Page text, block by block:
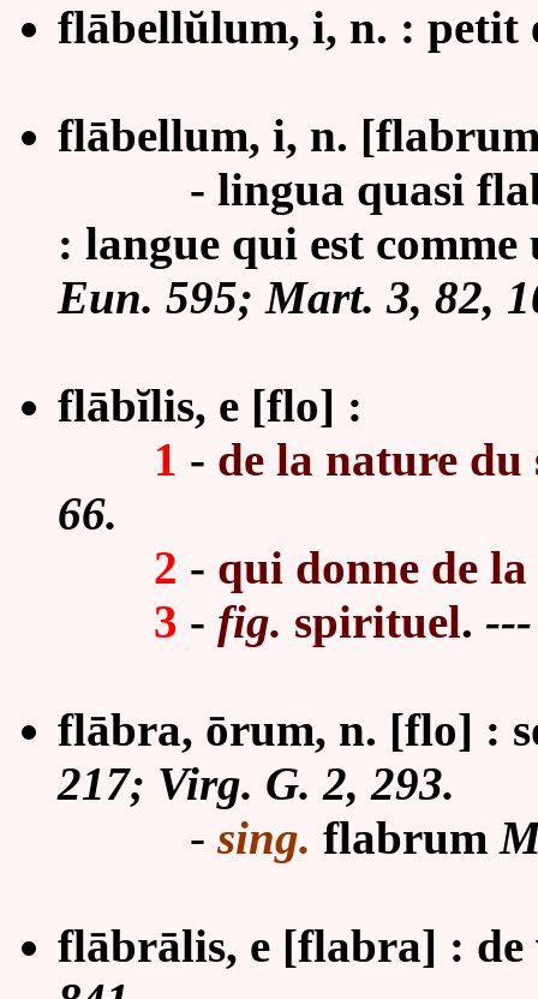
flābellŭlum, i, n. : petit
flābellum, i, n.
- lingua quasi
: langue qui est
Eun. 595; Mart. 3, 82,
flābĭlis, e [flo] :
1 - de la nature
66.
2 - qui donne de
3 - fig. spirituel.
flābra, ōrum, n. [flo] :
217; Virg. G. 2, 293.
-sing. flabrum
flābrālis, e [flabra] : de